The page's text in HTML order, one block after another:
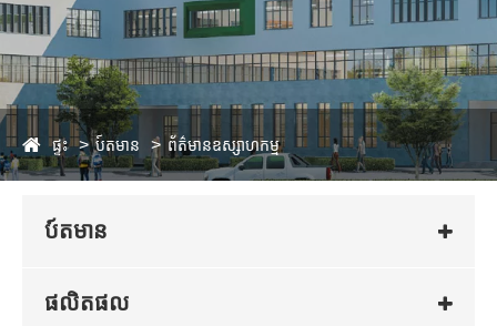
ផ្ទះ ប៍តមាន ព័ត៌មានឧស្សាហកម្ម
ប៍តមាន
ផលិតផល